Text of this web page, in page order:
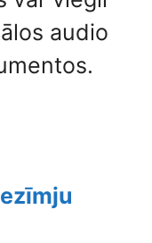
audio